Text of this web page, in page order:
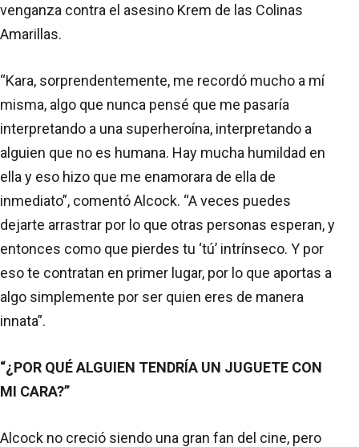
venganza contra el asesino Krem de las Colinas
Amarillas.
“Kara, sorprendentemente, me recordó mucho a mí
misma, algo que nunca pensé que me pasaría
interpretando a una superheroína, interpretando a
alguien que no es humana. Hay mucha humildad en
ella y eso hizo que me enamorara de ella de
inmediato”, comentó Alcock. “A veces puedes
dejarte arrastrar por lo que otras personas esperan, y
entonces como que pierdes tu ‘tú’ intrínseco. Y por
eso te contratan en primer lugar, por lo que aportas a
algo simplemente por ser quien eres de manera
innata”.
“¿POR QUÉ ALGUIEN TENDRÍA UN JUGUETE CON
MI CARA?”
Alcock no creció siendo una gran fan del cine, pero